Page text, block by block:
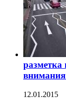
разметка
внимания
12.01.2015